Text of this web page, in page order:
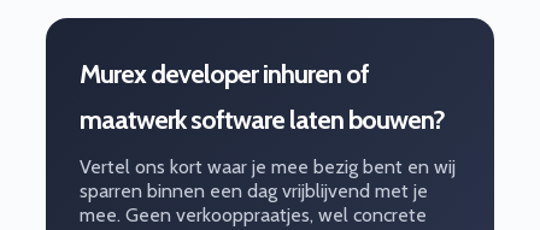
Murex developer inhuren of
maatwerk software laten bouwen?
Vertel ons kort waar je mee bezig bent en wij
sparren binnen een dag vrijblijvend met je
mee. Geen verkooppraatjes, wel concrete